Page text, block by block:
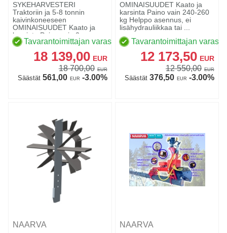
SYKEHARVESTERI
Traktoriin ja 5-8 tonnin
kaivinkoneeseen
OMINAISUUDET Kaato ja
karsinta Paino vain 2...
Tavarantoimittajan varastossa
18 139,00 EUR
18 700,00 EUR
Säästät561,00 EUR -3.00%
OMINAISUUDET Kaato ja
karsinta Paino vain 240-260
kg Helppo asennus, ei
lisähydrauliikkaa tai ...
Tavarantoimittajan
12 173,50 EUR
12 550,00 EUR
Säästät376,50 EUR -3.00%
NAARVA
NAARVA